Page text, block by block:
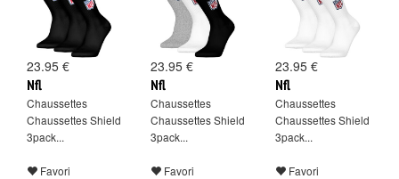
23.95 €
Nfl
Chaussettes
Chaussettes Shield
3pack...
Favori
23.95 €
Nfl
Chaussettes
Chaussettes Shield
3pack...
Favori
23.95 €
Nfl
Chaussettes
Chaussettes Shield
3pack...
Favori